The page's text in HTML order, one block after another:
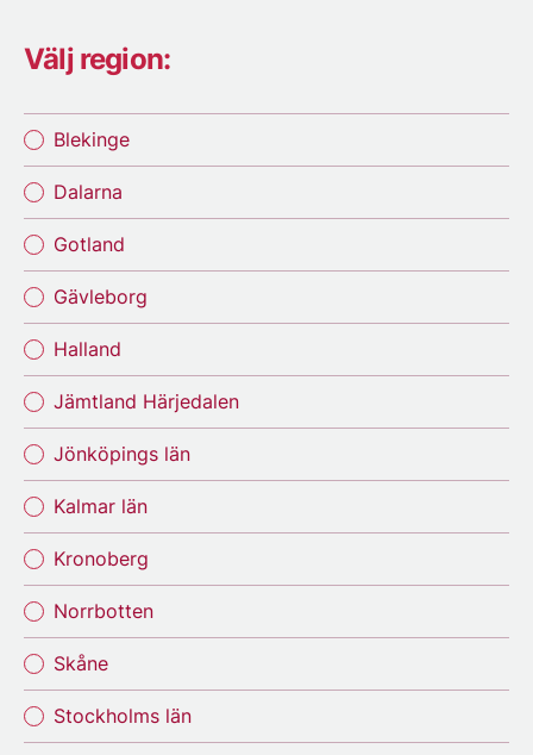
Välj region:
Blekinge
Dalarna
Gotland
Gävleborg
Halland
Jämtland Härjedalen
Jönköpings län
Kalmar län
Kronoberg
Norrbotten
Skåne
Stockholms län